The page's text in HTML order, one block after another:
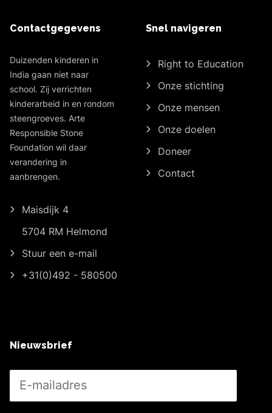
Contactgegevens
Duizenden kinderen in
India gaan niet naar
school. Zij verrichten
kinderarbeid in en rondom
steengroeves. Arte
Responsible Stone
Foundation wil daar
verandering in
aanbrengen.
Maisdijk 4
5704 RM Helmond
Stuur een e-mail
+31(0)492 - 580500
Snel navigeren
Right to Education
Onze stichting
Onze mensen
Onze doelen
Doneer
Contact
Nieuwsbrief